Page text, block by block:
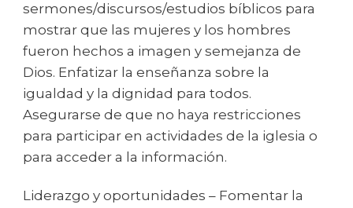
sermones/discursos/estudios bíblicos para
mostrar que las mujeres y los hombres
fueron hechos a imagen y semejanza de
Dios. Enfatizar la enseñanza sobre la
igualdad y la dignidad para todos.
Asegurarse de que no haya restricciones
para participar en actividades de la iglesia o
para acceder a la información.
Liderazgo y oportunidades – Fomentar la